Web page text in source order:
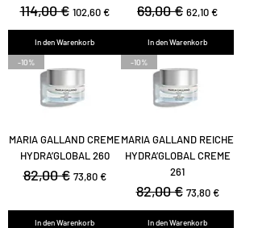
Standardpreis
114,00 € Sale-Preis
102,60 €
In den Warenkorb
Standardpreis
69,00 € Sale-Preis
62,10 €
In den Warenkorb
-10%
MARIA GALLAND CREME
HYDRA’GLOBAL 260
Standardpreis
82,00 € Sale-Preis
73,80 €
In den Warenkorb
-10%
MARIA GALLAND REICHE
HYDRA’GLOBAL CREME
261
Standardpreis
82,00 € Sale-Preis
73,80 €
In den Warenkorb